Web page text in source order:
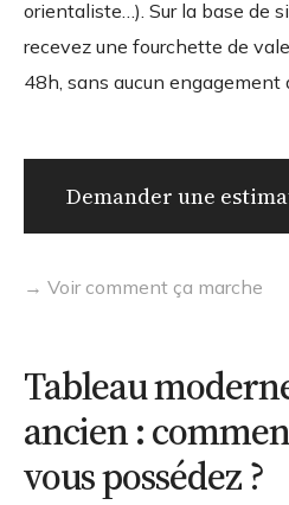
orientaliste…). Sur la base de
recevez une fourchette de
48h, sans aucun engagement
Demander une
→ Voir comment ça marche
Tableau
ancien :
vous possédez ?